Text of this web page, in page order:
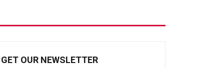
GET OUR NEWSLETTER